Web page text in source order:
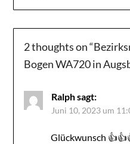
2 thoughts on “
Bogen WA720 in
Ralphsagt:
Juni 10, 2023 um
Glückwunsch